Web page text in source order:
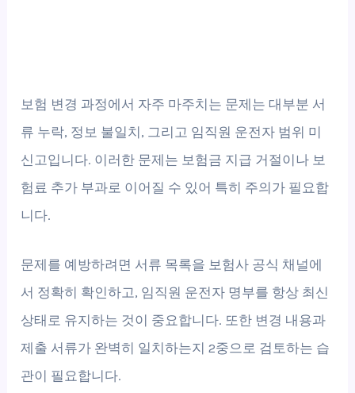
보험 변경 과정에서 자주 마주치는 문제는 대부분 서
류 누락, 정보 불일치, 그리고 임직원 운전자 범위 미
신고입니다. 이러한 문제는 보험금 지급 거절이나 보
험료 추가 부과로 이어질 수 있어 특히 주의가 필요합
니다.
문제를 예방하려면 서류 목록을 보험사 공식 채널에
서 정확히 확인하고, 임직원 운전자 명부를 항상 최신
상태로 유지하는 것이 중요합니다. 또한 변경 내용과
제출 서류가 완벽히 일치하는지 2중으로 검토하는 습
관이 필요합니다.